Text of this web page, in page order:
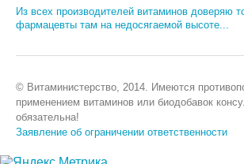
Из всех производителей витаминов доверяю
фармацевты там на недосягаемой высоте...
© Витаминистерство, 2014. Имеются
применением витаминов или биодобавок
обязательна!
Заявление об ограничении ответственности